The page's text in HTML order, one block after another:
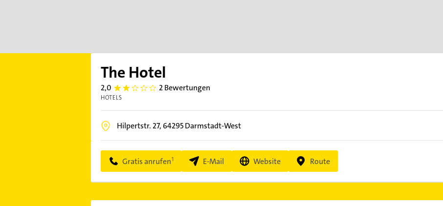
The Hotel
2,0 2.0 2 Bewertungen
HOTELS
Hilpertstr. 27, 64295Darmstadt-West
Gratis anrufen E-Mail Website Route